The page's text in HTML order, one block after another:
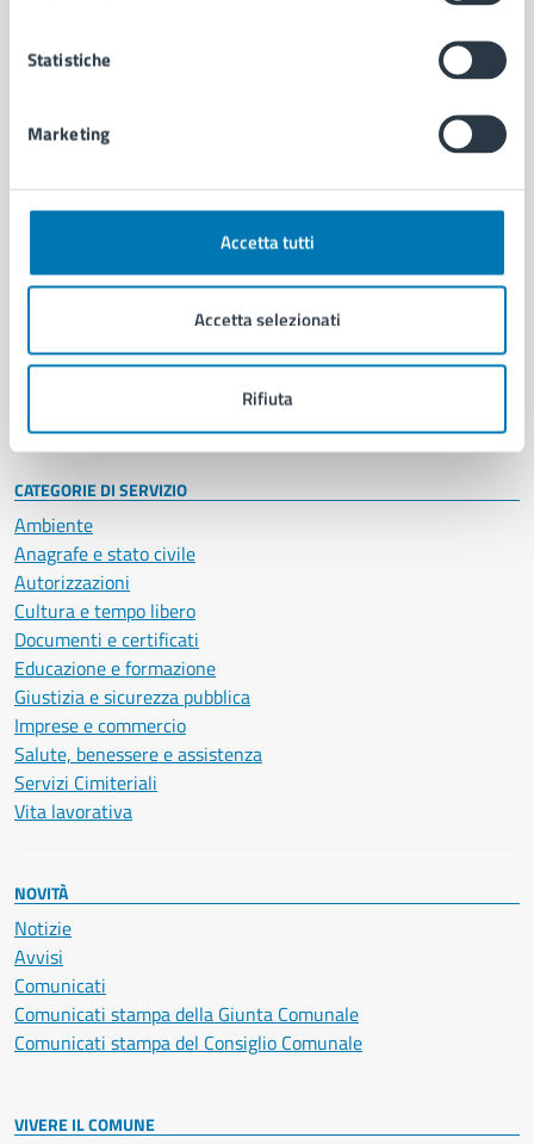
Statistiche
Marketing
Accetta tutti
Accetta selezionati
Rifiuta
Comune di Napoli
AMMINISTRAZIONE
Organi di governo
Enti e fondazioni
Personale amministrativo
Intranet, posta aziendale e protocollo
CATEGORIE DI SERVIZIO
Ambiente
Anagrafe e stato civile
Autorizzazioni
Cultura e tempo libero
Documenti e certificati
Educazione e formazione
Giustizia e sicurezza pubblica
Imprese e commercio
Salute, benessere e assistenza
Servizi Cimiteriali
Vita lavorativa
NOVITÀ
Notizie
Avvisi
Comunicati
Comunicati stampa della Giunta Comunale
Comunicati stampa del Consiglio Comunale
VIVERE IL COMUNE